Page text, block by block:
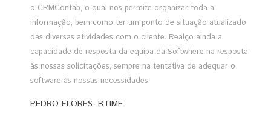
o CRMContab, o qual nos permite organizar toda a
informação, bem como ter um ponto de situação atualizado
das diversas atividades com o cliente. Realço ainda a
capacidade de resposta da equipa da Softwhere na resposta
às nossas solicitações, sempre na tentativa de adequar o
software às nossas necessidades.
PEDRO FLORES, BTIME